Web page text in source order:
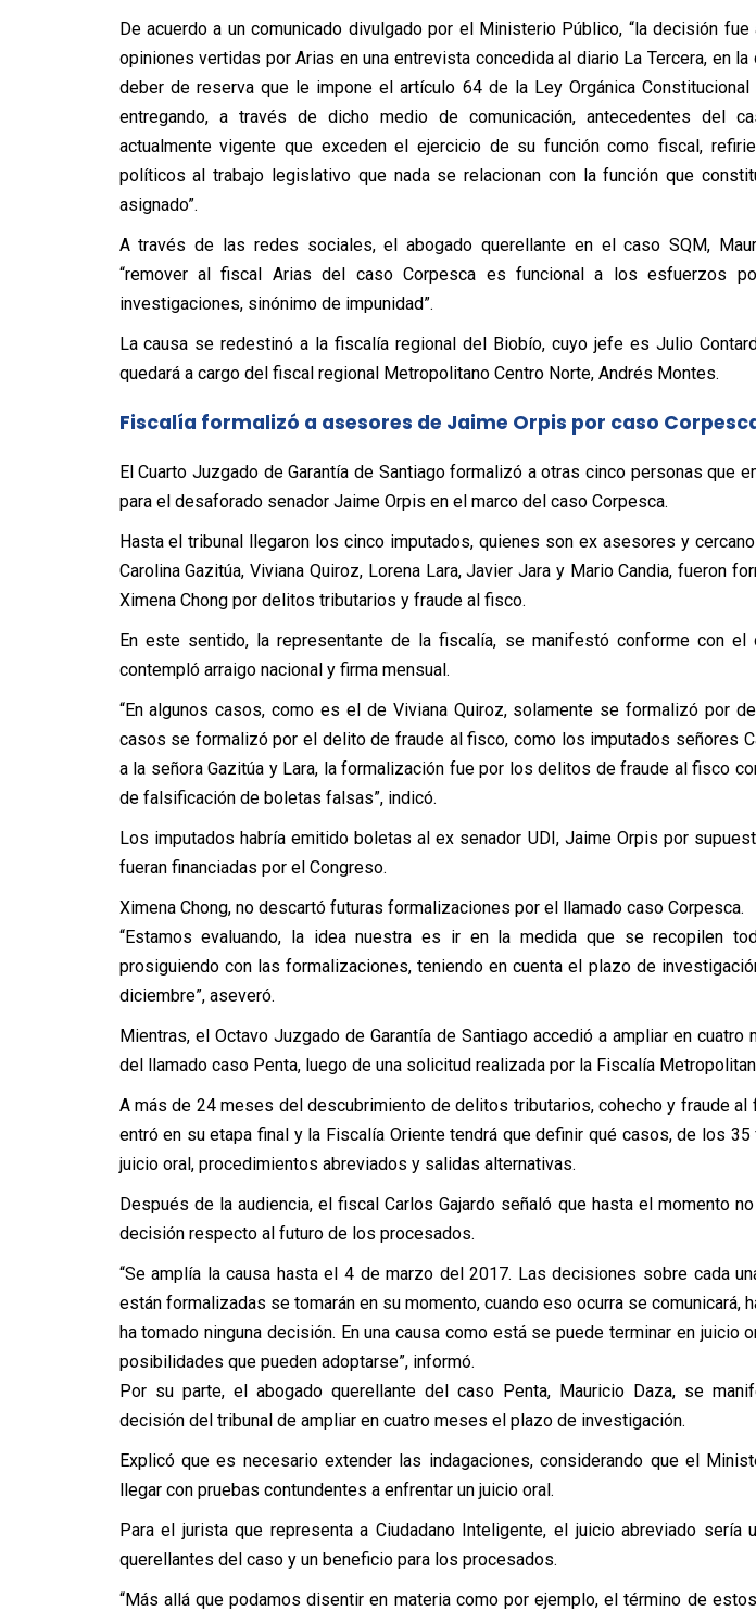
De acuerdo a un comunicado divulgado por el Ministerio Público, “la decisión
opiniones vertidas por Arias en una entrevista concedida al diario La Tercera, en
deber de reserva que le impone el artículo 64 de la Ley Orgánica
entregando, a través de dicho medio de comunicación, antecedentes del
actualmente vigente que exceden el ejercicio de su función como fiscal,
políticos al trabajo legislativo que nada se relacionan con la función que
asignado”.
A través de las redes sociales, el abogado querellante en el caso SQM,
“remover al fiscal Arias del caso Corpesca es funcional a los esfuerzos
investigaciones, sinónimo de impunidad”.
La causa se redestinó a la fiscalía regional del Biobío, cuyo jefe es Julio
quedará a cargo del fiscal regional Metropolitano Centro Norte, Andrés Montes.
Fiscalía formalizó a asesores de Jaime Orpis por caso
El Cuarto Juzgado de Garantía de Santiago formalizó a otras cinco personas que
para el desaforado senador Jaime Orpis en el marco del caso Corpesca.
Hasta el tribunal llegaron los cinco imputados, quienes son ex asesores y
Carolina Gazitúa, Viviana Quiroz, Lorena Lara, Javier Jara y Mario Candia, fueron
Ximena Chong por delitos tributarios y fraude al fisco.
En este sentido, la representante de la fiscalía, se manifestó conforme con el
contempló arraigo nacional y firma mensual.
“En algunos casos, como es el de Viviana Quiroz, solamente se formalizó por
casos se formalizó por el delito de fraude al fisco, como los imputados señores
a la señora Gazitúa y Lara, la formalización fue por los delitos de fraude al fisco
de falsificación de boletas falsas”, indicó.
Los imputados habría emitido boletas al ex senador UDI, Jaime Orpis por
fueran financiadas por el Congreso.
Ximena Chong, no descartó futuras formalizaciones por el llamado caso Corpesca.
“Estamos evaluando, la idea nuestra es ir en la medida que se recopilen
prosiguiendo con las formalizaciones, teniendo en cuenta el plazo de
diciembre”, aseveró.
Mientras, el Octavo Juzgado de Garantía de Santiago accedió a ampliar en
del llamado caso Penta, luego de una solicitud realizada por la Fiscalía
A más de 24 meses del descubrimiento de delitos tributarios, cohecho y fraude al
entró en su etapa final y la Fiscalía Oriente tendrá que definir qué casos, de los
juicio oral, procedimientos abreviados y salidas alternativas.
Después de la audiencia, el fiscal Carlos Gajardo señaló que hasta el momento
decisión respecto al futuro de los procesados.
“Se amplía la causa hasta el 4 de marzo del 2017. Las decisiones sobre cada
están formalizadas se tomarán en su momento, cuando eso ocurra se comunicará,
ha tomado ninguna decisión. En una causa como está se puede terminar en juicio
posibilidades que pueden adoptarse”, informó.
Por su parte, el abogado querellante del caso Penta, Mauricio Daza, se
decisión del tribunal de ampliar en cuatro meses el plazo de investigación.
Explicó que es necesario extender las indagaciones, considerando que el
llegar con pruebas contundentes a enfrentar un juicio oral.
Para el jurista que representa a Ciudadano Inteligente, el juicio abreviado sería
querellantes del caso y un beneficio para los procesados.
“Más allá que podamos disentir en materia como por ejemplo, el término de